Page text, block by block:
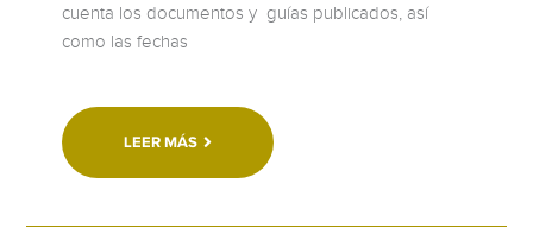
cuenta los documentos y guías publicados, así
como las fechas
LEER MÁS